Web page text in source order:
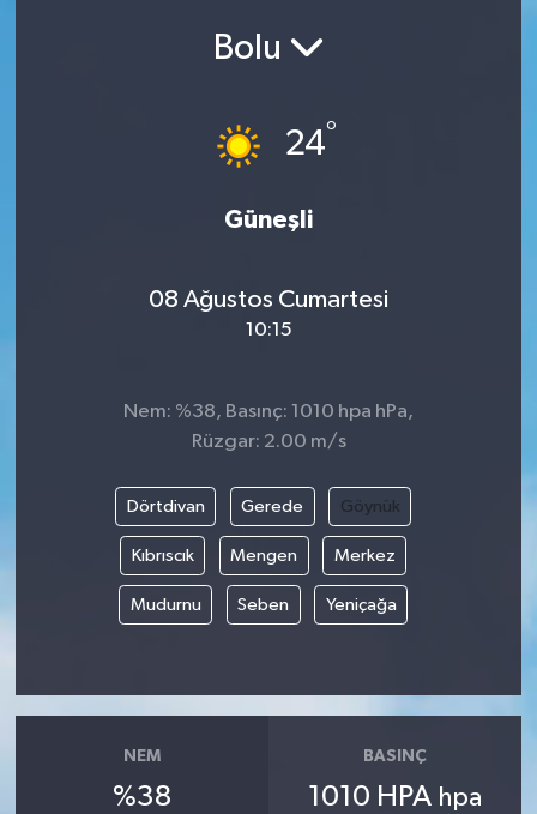
Bolu
24°
Güneşli
08 Ağustos Cumartesi
10:15
Nem: %38, Basınç: 1010 hpa hPa,
Rüzgar: 2.00 m/s
Dörtdivan Gerede Göynük
Kıbrıscık Mengen Merkez
Mudurnu Seben Yeniçağa
NEM
%38
BASINÇ
1010 HPA hpa